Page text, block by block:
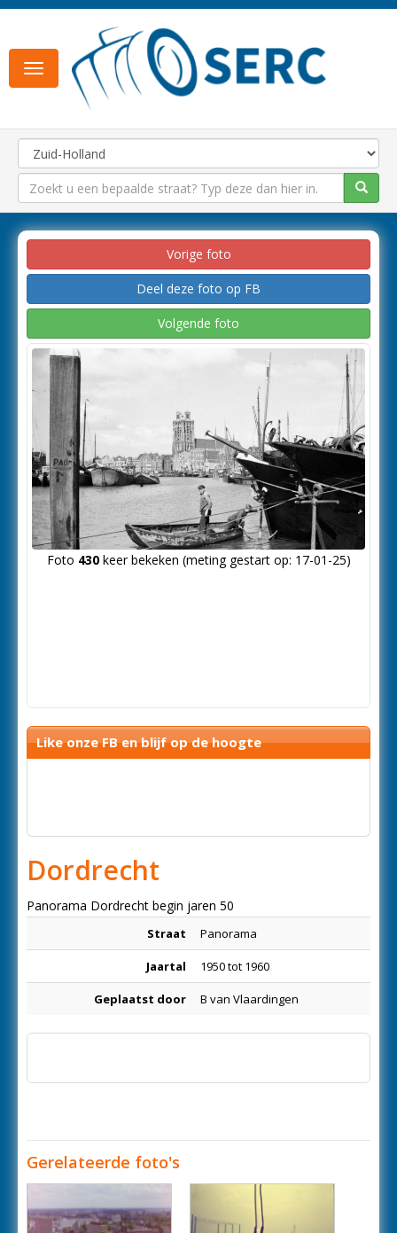
Toggle
navigation
Vorige foto
Deel deze foto op FB
Volgende foto
Foto 430keer bekeken (meting gestart op: 17-01-25)
Like onze FB en blijf op de hoogte
Dordrecht
Panorama Dordrecht begin jaren 50
Straat Panorama
Jaartal 1950 tot 1960
Geplaatst door B van Vlaardingen
Gerelateerde foto's